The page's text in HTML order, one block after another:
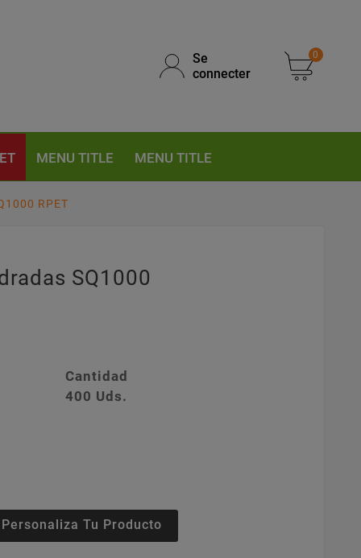
Se
connecter
0
MENU TITLE MENU TITLE
RPET
SQ1000
Cantidad
400 Uds.
Tu Producto